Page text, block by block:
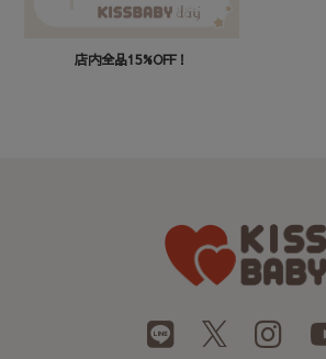
店内全品15%OFF！